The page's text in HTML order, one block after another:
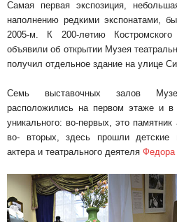
Самая первая экспозиция,
наполнению редкими экспонатами,
2005-м. К 200-летию
объявили об открытии Музея
получил отдельное здание на улице
Семь выставочных залов
расположились на первом этаже и
уникального: во-первых, это
во- вторых, здесь прошли детские
актера и театрального деятеля Федора